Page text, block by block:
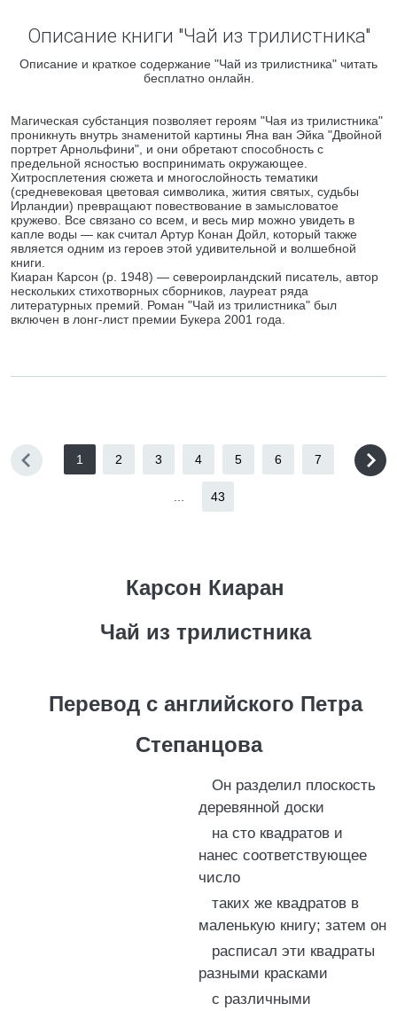
Описание книги "Чай из трилистника"
Описание и краткое содержание "Чай из трилистника" читать
бесплатно онлайн.
Магическая субстанция позволяет героям "Чая из трилистника"
проникнуть внутрь знаменитой картины Яна ван Эйка "Двойной
портрет Арнольфини", и они обретают способность с
предельной ясностью воспринимать окружающее.
Хитросплетения сюжета и многослойность тематики
(средневековая цветовая символика, жития святых, судьбы
Ирландии) превращают повествование в замысловатое
кружево. Все связано со всем, и весь мир можно увидеть в
капле воды — как считал Артур Конан Дойл, который также
является одним из героев этой удивительной и волшебной
книги.
Киаран Карсон (р. 1948) — североирландский писатель, автор
нескольких стихотворных сборников, лауреат ряда
литературных премий. Роман "Чай из трилистника" был
включен в лонг-лист премии Букера 2001 года.
1 2 3 4 5 6 7
43
Карсон Киаран
Чай из трилистника
Перевод с английского Петра
Степанцова
Он разделил плоскость
деревянной доски
на сто квадратов и
нанес соответствующее
число
таких же квадратов в
маленькую книгу; затем он
расписал эти квадраты
разными красками
с различными